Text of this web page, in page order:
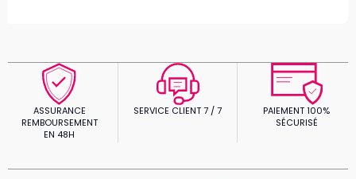
ASSURANCE
REMBOURSEMENT
EN 48H
SERVICE CLIENT 7 / 7
PAIEMENT 100%
SÉCURISÉ